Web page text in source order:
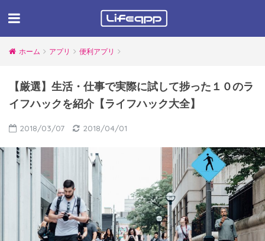
ホーム アプリ 便利アプリ
【厳選】生活・仕事で実際に試して捗った１０のラ
イフハックを紹介【ライフハック大全】
2018/03/07 2018/04/01